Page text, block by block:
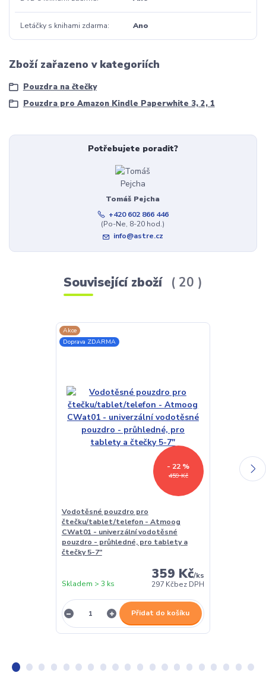
Letáčky s knihami zdarma Ano
Zboží zařazeno v kategoriích
Pouzdra na čtečky
Pouzdra pro Amazon Kindle Paperwhite 3, 2, 1
Potřebujete poradit?
Tomáš Pejcha
+420 602 866 446
(Po-Ne, 8-20 hod.)
info@astre.cz
Související zboží 20
Akce
Doprava ZDARMA
459 Kč
- 22 %
Vodotěsné pouzdro pro
čtečku/tablet/telefon - Atmoog
CWat01 - univerzální vodotěsné
pouzdro - průhledné, pro tablety a
čtečky 5-7"
359 Kč/ks
297 Kčbez DPH
Skladem > 3 ks
Přidat do košíku